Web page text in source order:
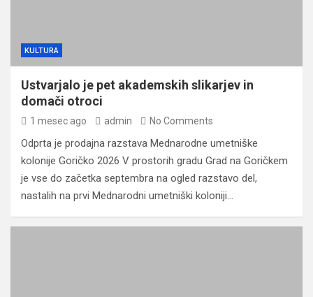
KULTURA
Ustvarjalo je pet akademskih slikarjev in
domači otroci
1 mesec ago admin No Comments
Odprta je prodajna razstava Mednarodne umetniške
kolonije Goričko 2026 V prostorih gradu Grad na Goričkem
je vse do začetka septembra na ogled razstavo del,
nastalih na prvi Mednarodni umetniški koloniji…